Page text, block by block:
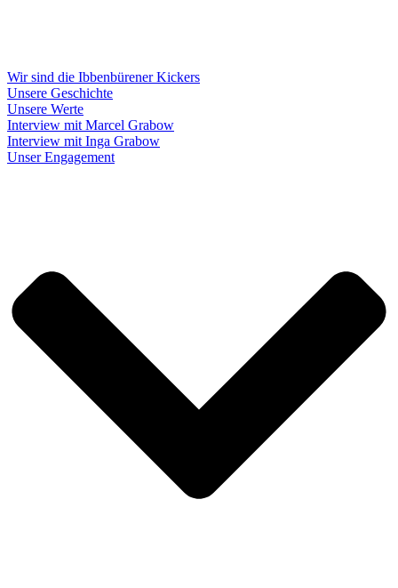
Wir sind die Ibbenbürener Kickers
Unsere Geschichte
Unsere Werte
Interview mit Marcel Grabow
Interview mit Inga Grabow
Unser Engagement